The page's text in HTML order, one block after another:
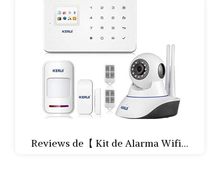
Reviews de【 Kit de Alarma Wifi…